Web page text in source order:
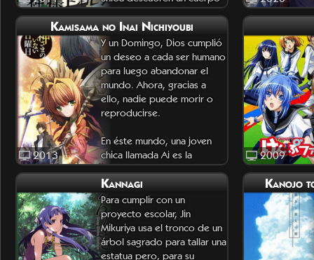
muerto y ensangrentado
Kamisama no Inai Nichiyoubi
2013
Y un Domingo, Dios cumplió
un deseo a cada ser humano
para luego abandonar el
mundo. Ahora, gracias a
ello, nadie puede morir o
reproducirse.
En éste mundo, una joven
chica llamada Ai es la
sepulturera de su pueblo;
hasta que llega un hombre
conocido como Hampnie
2009
Kannagi
Para cumplir con un
proyecto escolar, Jin
Mikuriya usa el tronco de un
árbol sagrado para tallar una
estatua pero, para su
Kanojo